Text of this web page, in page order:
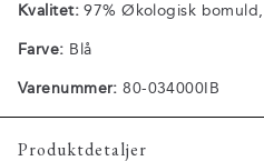
Kvalitet:97% Økologisk bomuld,
Farve: Blå
Varenummer: 80-034000IB
Produktdetaljer